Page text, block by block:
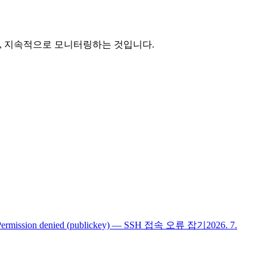
속적으로 모니터링하는 것입니다.
denied (publickey) — SSH 접속 오류 잡기 2026. 7.